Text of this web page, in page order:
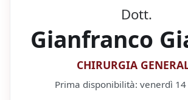
Dott.
Gianfranco
CHIRURGIA
Prima disponibilità: venerdì